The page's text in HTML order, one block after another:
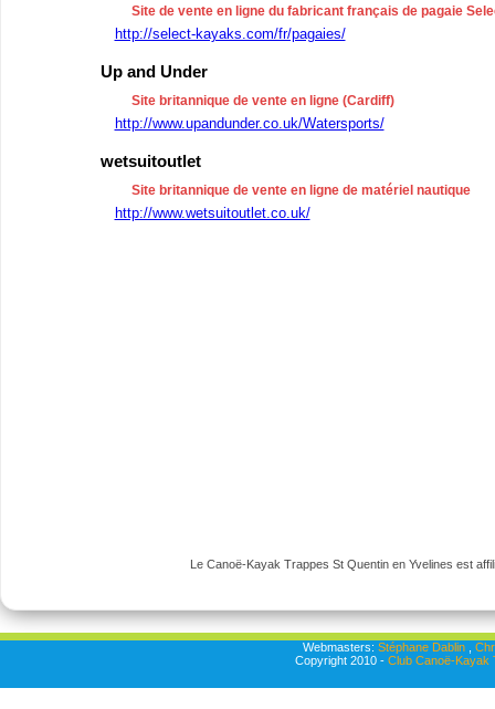
Site de vente en ligne du fabricant français de pagaie
http://select-kayaks.com/fr/pagaies/
Up and Under
Site britannique de vente en ligne (Cardiff)
http://www.upandunder.co.uk/Watersports/
wetsuitoutlet
Site britannique de vente en ligne de matériel nautique
http://www.wetsuitoutlet.co.uk/
Le Canoë-Kayak Trappes St Quentin en Yvelines est
Webmasters: Stéphane Dablin,
Copyright 2010 - Club Canoë-Kayak